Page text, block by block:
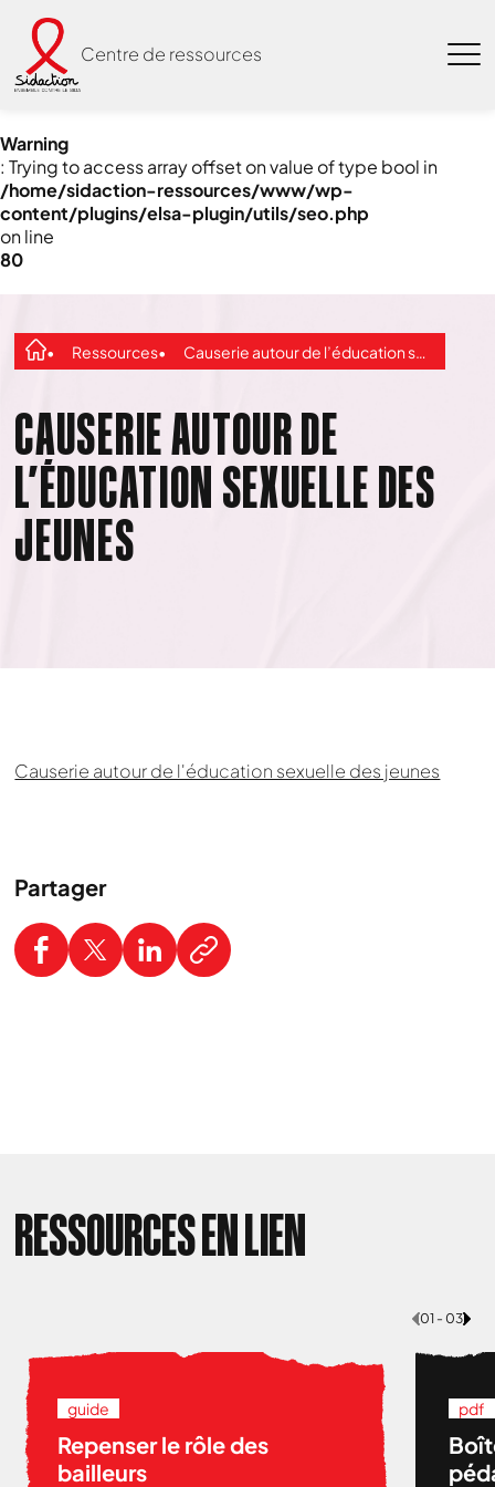
Warning
: Trying to access array offset on value of type bool in
/home/sidaction-ressources/www/wp-
content/plugins/elsa-plugin/utils/seo.php
on line
80
Centre de ressources
Ressources Causerie autour de l’éducation sexuelle des jeunes
CAUSERIE AUTOUR DE
L’ÉDUCATION SEXUELLE DES
JEUNES
Causerie autour de l'éducation sexuelle des jeunes
Partager
RESSOURCES EN LIEN
01 - 03
guide
Repenser le rôle des
bailleurs
pdf